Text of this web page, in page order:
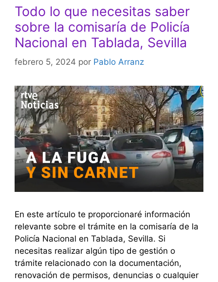
Todo lo que necesitas saber
sobre la comisaría de Policía
Nacional en Tablada, Sevilla
febrero 5, 2024 por Pablo Arranz
En este artículo te proporcionaré información
relevante sobre el trámite en la comisaría de la
Policía Nacional en Tablada, Sevilla. Si
necesitas realizar algún tipo de gestión o
trámite relacionado con la documentación,
renovación de permisos, denuncias o cualquier